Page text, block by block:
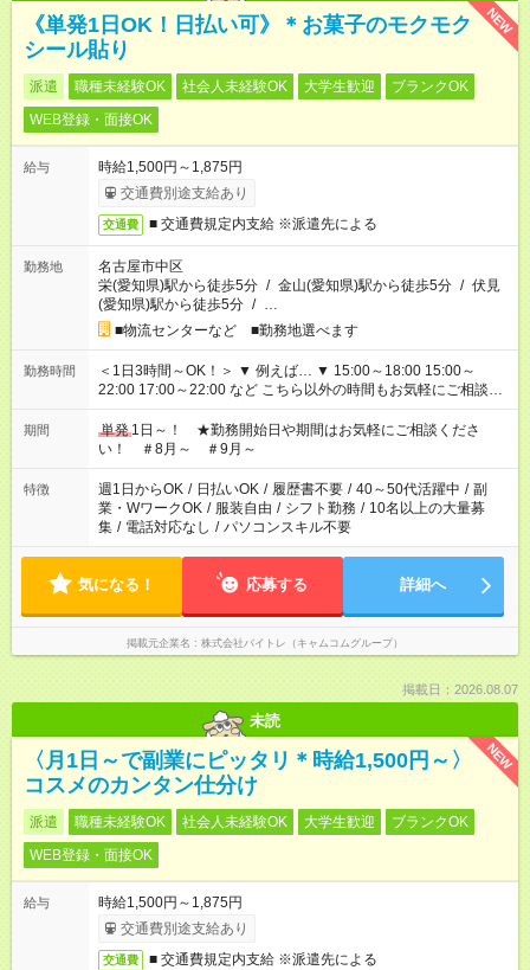
NEW
《単発1日OK！日払い可》＊お菓子のモクモク
シール貼り
派遣 職種未経験OK 社会人未経験OK 大学生歓迎
ブランクOK
WEB登録・面接OK
給与
時給1,500円～1,875円
交通費別途支給あり
交通費 ■ 交通費規定内支給 ※派遣先による
勤務地
名古屋市中区
栄(愛知県)駅から徒歩5分 / 金山(愛知県)駅から徒歩5分 / 伏見
(愛知県)駅から徒歩5分 / …
■物流センターなど ■勤務地選べます
勤務時間
＜1日3時間～OK！＞ ▼ 例えば… ▼ 15:00～18:00 15:00～
22:00 17:00～22:00 など こちら以外の時間もお気軽にご相談く
ださい！
期間 単発 1日～！ ★勤務開始日や期間はお気軽にご相談くださ
い！ ＃8月～ ＃9月～
特徴 週1日からOK / 日払いOK / 履歴書不要 / 40～50代活躍中 / 副
業・WワークOK / 服装自由 / シフト勤務 / 10名以上の大量募
集 / 電話対応なし / パソコンスキル不要
気になる！ 応募する 詳細へ
掲載元企業名 株式会社バイトレ（キャムコムグループ）
掲載日：2026.08.07
未読
NEW
〈月1日～で副業にピッタリ＊時給1,500円～〉
コスメのカンタン仕分け
派遣 職種未経験OK 社会人未経験OK 大学生歓迎
ブランクOK
WEB登録・面接OK
給与
時給1,500円～1,875円
交通費別途支給あり
交通費 ■ 交通費規定内支給 ※派遣先による